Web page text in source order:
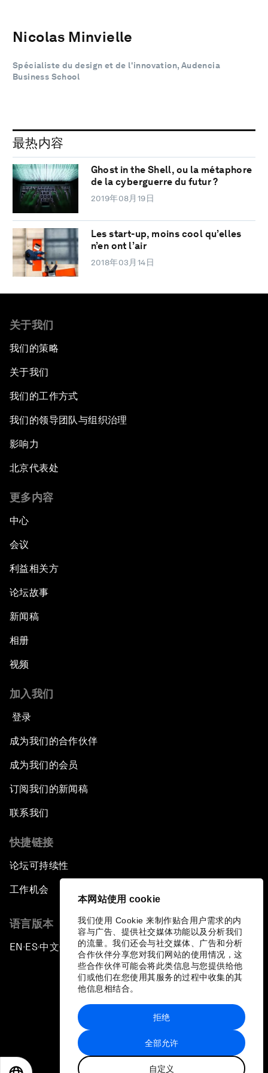
本网站使用 cookie
我们使用 Cookie 来制作贴合用户需求的内
容与广告、提供社交媒体功能以及分析我们
的流量。我们还会与社交媒体、广告和分析
合作伙伴分享您对我们网站的使用情况，这
些合作伙伴可能会将此类信息与您提供给他
们或他们在您使用其服务的过程中收集的其
他信息相结合。
全部允许
自定义
拒绝
Nicolas Minvielle
Spécialiste du design et de l'innovation, Audencia
Business School
最热内容
Ghost in the Shell, ou la métaphore
de la cyberguerre du futur ?
2019年08月19日
Les start-up, moins cool qu’elles
n’en ont l’air
2018年03月14日
关于我们
我们的策略
关于我们
我们的工作方式
我们的领导团队与组织治理
影响力
北京代表处
更多内容
中心
会议
利益相关方
论坛故事
新闻稿
相册
视频
加入我们
登录
成为我们的合作伙伴
成为我们的会员
订阅我们的新闻稿
联系我们
快捷链接
论坛可持续性
工作机会
语言版本
EN ▪ES▪中文▪ 日本語
站点地图